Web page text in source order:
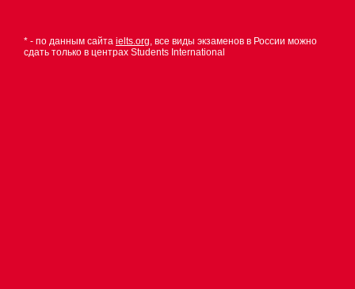
* - по данным сайта ielts.org, все виды экзаменов в России можно
сдать только в центрах Students International